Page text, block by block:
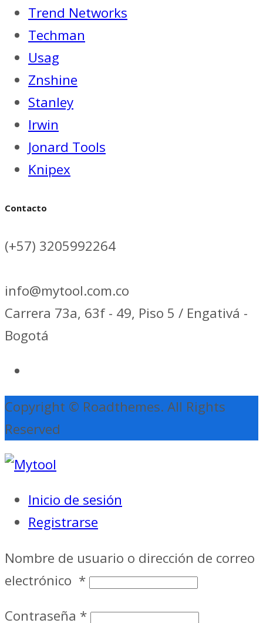
Trend Networks
Techman
Usag
Znshine
Stanley
Irwin
Jonard Tools
Knipex
Contacto
(+57) 3205992264
info@mytool.com.co
Carrera 73a, 63f - 49, Piso 5 / Engativá -
Bogotá
Copyright © Roadthemes. All Rights
Reserved
Inicio de sesión
Registrarse
Nombre de usuario o dirección de correo
electrónico *
Contraseña *